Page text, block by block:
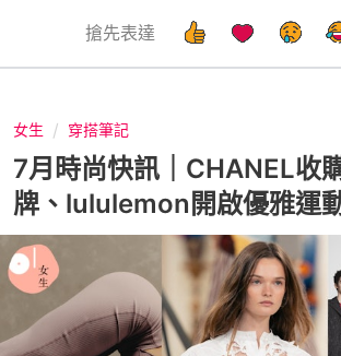
搶先表達
女生 穿搭筆記
7月時尚快訊｜CHANEL收
牌、lululemon開啟優雅運